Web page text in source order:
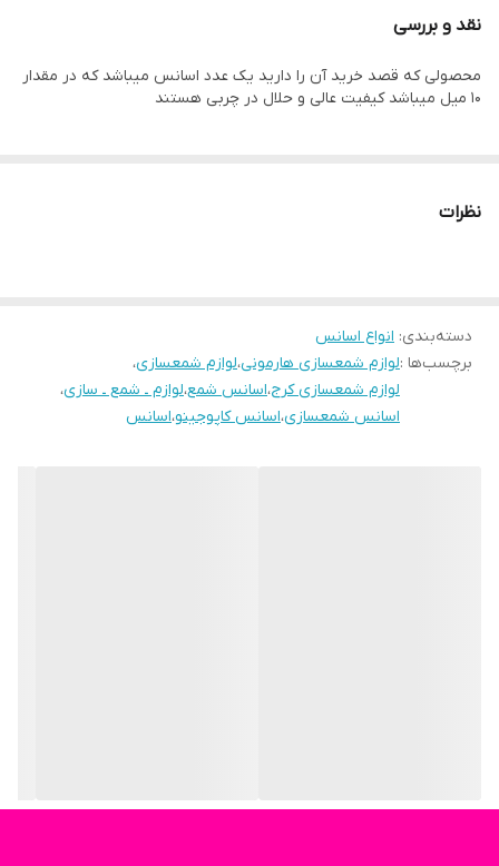
نقد و بررسی
محصولی که قصد خرید آن را دارید یک عدد اسانس میباشد که در مقدار
۱۰ میل میباشد کیفیت عالی و حلال در چربی هستند
نظرات
دسته‌بندی: انواع اسانس
برچسب‌ها :لوازم شمعسازی هارمونی،لوازم شمعسازی،
لوازم شمعسازی کرج،اسانس شمع،لوازم ـ شمع ـ سازی،
اسانس شمعسازی،اسانس کاپوجینو،اسانس